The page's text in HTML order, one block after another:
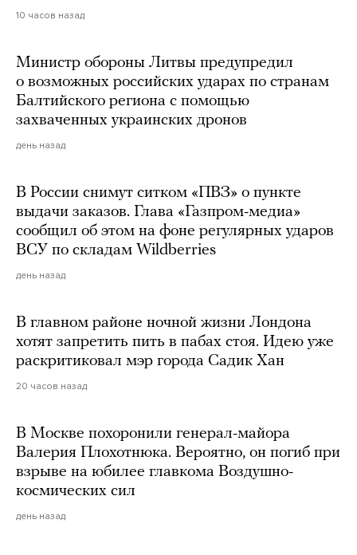
10 часов назад
Министр обороны Литвы предупредил
о возможных российских ударах по странам
Балтийского региона с помощью
захваченных украинских дронов
день назад
В России снимут ситком «ПВЗ» о пункте
выдачи заказов. Глава «Газпром-медиа»
сообщил об этом на фоне регулярных ударов
ВСУ по складам Wildberries
день назад
В главном районе ночной жизни Лондона
хотят запретить пить в пабах стоя. Идею уже
раскритиковал мэр города Садик Хан
20 часов назад
В Москве похоронили генерал-майора
Валерия Плохотнюка. Вероятно, он погиб при
взрыве на юбилее главкома Воздушно-
космических сил
день назад